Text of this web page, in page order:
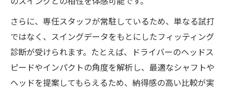
さらに、専任スタッフが常駐しているため、単なる試打
ではなく、スイングデータをもとにしたフィッティング
診断が受けられます。たとえば、ドライバーのヘッドス
ピードやインパクトの角度を解析し、最適なシャフトや
ヘッドを提案してもらえるため、納得感の高い比較が実